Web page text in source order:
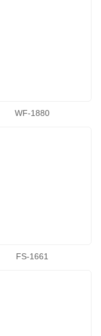
WF-1880
FS-1661